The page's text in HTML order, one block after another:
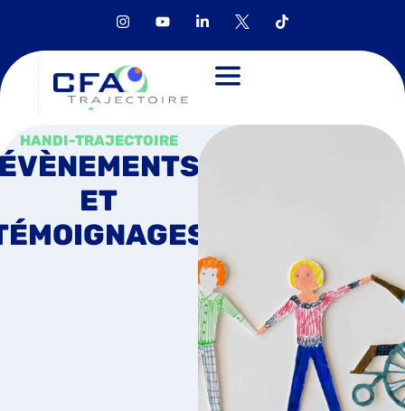
HANDI-TRAJECTOIRE
ET